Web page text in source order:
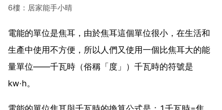
6樓：居家能手小晴
電能的單位是焦耳，由於焦耳這個單位很小，在生活和
生產中使用不方便，所以人們又使用一個比焦耳大的能
量單位——千瓦時（俗稱「度」）千瓦時的符號是
kw·h。